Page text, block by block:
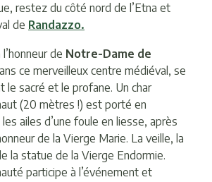
restez du côté nord de l’Etna et
de Randazzo.
de Notre-Dame de
ce merveilleux centre médiéval, se
le sacré et le profane. Un char
(20 mètres !) est porté en
ailes d’une foule en liesse, après
de la Vierge Marie. La veille, la
la statue de la Vierge Endormie.
participe à l’événement et